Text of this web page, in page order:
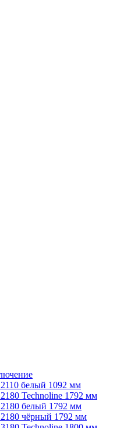
белый 1092 мм
Technoline 1792 мм
белый 1792 мм
чёрный 1792 мм